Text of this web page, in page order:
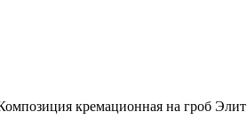
кремационная на гроб Элит